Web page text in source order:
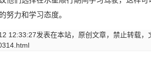
努力和学习态度。
12:33:27发表在本站，原创文章，禁止转载，